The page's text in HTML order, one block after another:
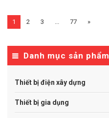
1 2 3 ... 77 »
Danh mục sản phẩm
Thiết bị điện xây dựng
Thiết bị gia dụng